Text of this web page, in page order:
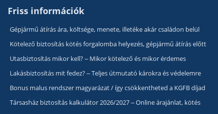
Friss információk
Gépjármű átírás ára, költsége, menete, illetéke akár családon belül
Kötelező biztosítás kötés forgalomba helyezés, gépjármű átírás előtt
Utasbiztosítás mikor kell? – Mikor kötelező és mikor érdemes
Lakásbiztosítás mit fedez? – Teljes útmutató károkra és védelemre
Bonus malus rendszer magyarázat / így csökkentheted a KGFB díjad
Társasház biztosítás kalkulátor 2026/2027 – Online árajánlat, kötés